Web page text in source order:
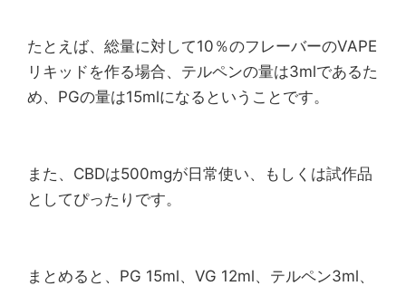
たとえば、総量に対して10％のフレーバーのVAPE
リキッドを作る場合、テルペンの量は3mlであるた
め、PGの量は15mlになるということです。
また、CBDは500mgが日常使い、もしくは試作品
としてぴったりです。
まとめると、PG 15ml、VG 12ml、テルペン3ml、